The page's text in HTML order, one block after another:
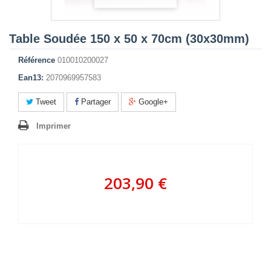
Table Soudée 150 x 50 x 70cm (30x30mm)
Référence 010010200027
Ean13: 2070969957583
Tweet Partager Google+
Imprimer
203,90 €